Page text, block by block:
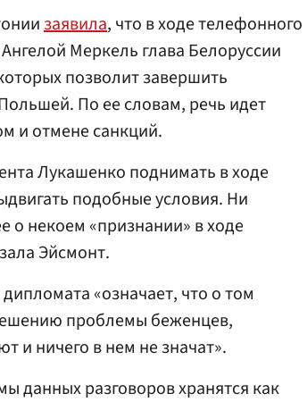
заявила, что в ходе телефонного
Меркель глава Белоруссии
позволит завершить
По ее словам, речь идет
и отмене санкций.
Лукашенко поднимать в ходе
подобные условия. Ни
о некоем «признании» в ходе
Эйсмонт.
«означает, что о том
проблемы беженцев,
и ничего в нем не значат».
данных разговоров хранятся как